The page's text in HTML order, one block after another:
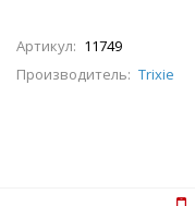
Артикул: 11749
Производитель: Trixie